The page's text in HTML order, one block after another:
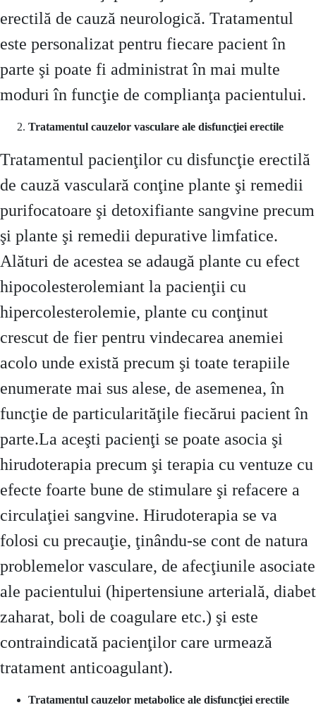
erectilă de cauză neurologică. Tratamentul
este personalizat pentru fiecare pacient în
parte şi poate fi administrat în mai multe
moduri în funcţie de complianţa pacientului.
Tratamentul cauzelor vasculare ale disfuncţiei erectile
Tratamentul pacienţilor cu disfuncţie erectilă
de cauză vasculară conţine plante şi remedii
purifocatoare şi detoxifiante sangvine precum
şi plante şi remedii depurative limfatice.
Alături de acestea se adaugă plante cu efect
hipocolesterolemiant la pacienţii cu
hipercolesterolemie, plante cu conţinut
crescut de fier pentru vindecarea anemiei
acolo unde există precum şi toate terapiile
enumerate mai sus alese, de asemenea, în
funcţie de particularităţile fiecărui pacient în
parte.La aceşti pacienţi se poate asocia şi
hirudoterapia precum şi terapia cu ventuze cu
efecte foarte bune de stimulare şi refacere a
circulaţiei sangvine. Hirudoterapia se va
folosi cu precauţie, ţinându-se cont de natura
problemelor vasculare, de afecţiunile asociate
ale pacientului (hipertensiune arterială, diabet
zaharat, boli de coagulare etc.) şi este
contraindicată pacienţilor care urmează
tratament anticoagulant).
Tratamentul cauzelor metabolice ale disfuncţiei erectile